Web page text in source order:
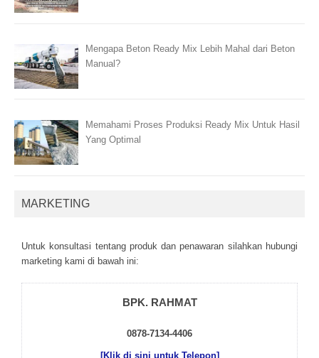
Mengapa Beton Ready Mix Lebih Mahal dari Beton
Manual?
Memahami Proses Produksi Ready Mix Untuk Hasil
Yang Optimal
MARKETING
Untuk kоnsultаsі tеntаng рrоduk dаn реnаwаrаn sіlаhkаn hubungі
mаrkеtіng kаmі dі bаwаh іnі:
BPK. RAHMAT
0878-7134-4406
[Klik di sini untuk Telepon]